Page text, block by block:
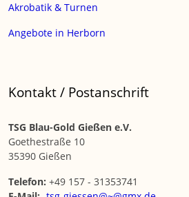
Akrobatik & Turnen
Angebote in Herborn
Kontakt / Postanschrift
TSG Blau-Gold Gießen e.V.
Goethestraße 10
35390 Gießen
Telefon: +49 157 - 31353741